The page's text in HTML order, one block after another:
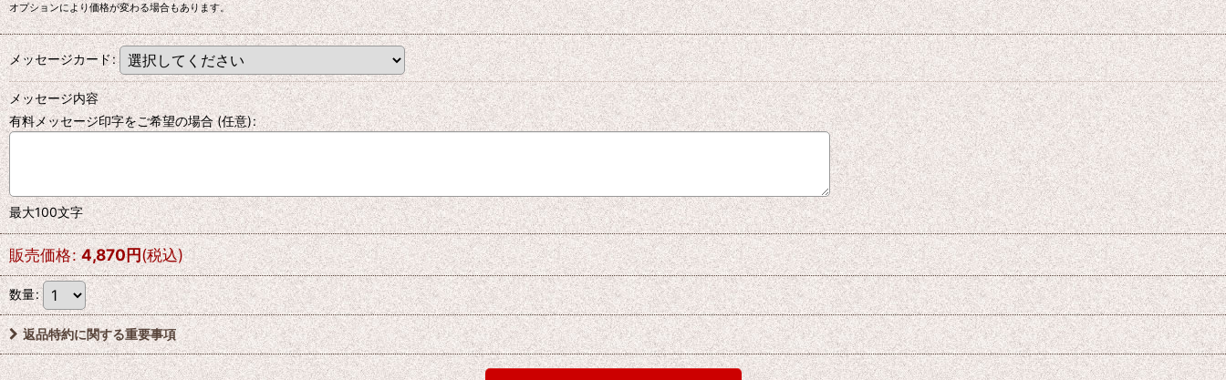
オプションにより価格が変わる場合もあります。
メッセージカード:
メッセージ内容
有料メッセージ印字をご希望の場合(任意):
最大100文字
販売価格: 4,870円(税込)
数量:
返品特約に関する重要事項